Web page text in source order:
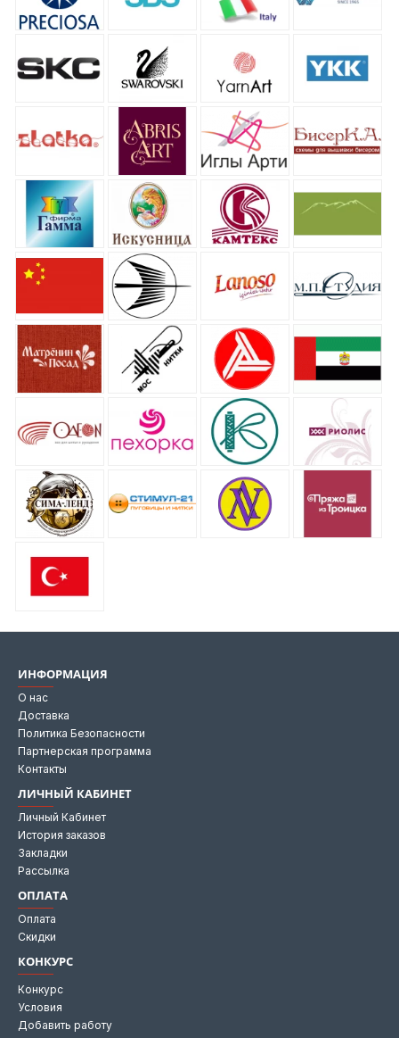
ИНФОРМАЦИЯ
О нас
Доставка
Политика Безопасности
Партнерская программа
Контакты
ЛИЧНЫЙ КАБИНЕТ
Личный Кабинет
История заказов
Закладки
Рассылка
ОПЛАТА
Оплата
Скидки
КОНКУРС
Конкурс
Условия
Добавить работу